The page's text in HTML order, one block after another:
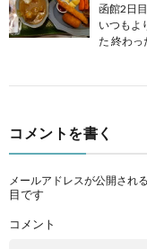
函館2日
いつもよ
た 終わ
コメントを書く
メールアドレスが公開され
目です
コメント